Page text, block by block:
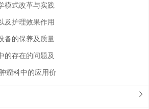
模式改革与实践
及护理效果作用
备的保养及质量
的存在的问题及
瘤科中的应用价